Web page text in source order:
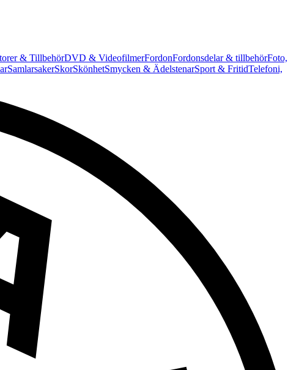
& TillbehörDVD & VideofilmerFordonFordonsdelar & tillbehörFoto,
SamlarsakerSkorSkönhetSmycken & ÄdelstenarSport & FritidTelefoni,